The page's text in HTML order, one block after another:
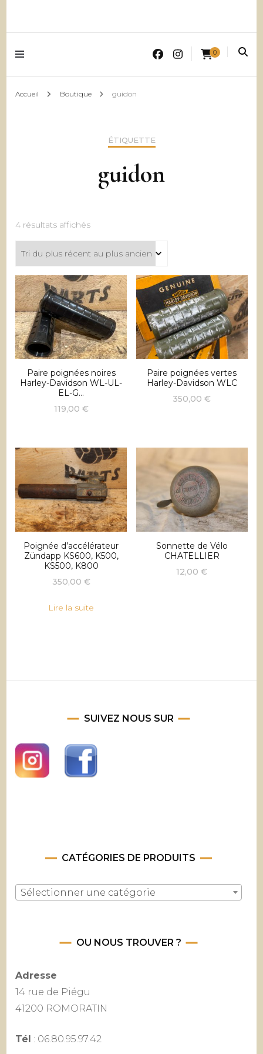
0
Accueil Boutique guidon
ÉTIQUETTE
guidon
4 résultats affichésTrié
plus
récent
au
plus
ancien
Paire poignées noires
Harley-Davidson WL-UL-
EL-G…
119,00 €
Paire poignées vertes
Harley-Davidson WLC
350,00€
Poignée d’accélérateur
Zündapp KS600, K500,
KS500, K800
350,00 €
Lire la suite
Sonnette de Vélo
CHATELLIER
12,00€
SUIVEZ NOUS SUR
CATÉGORIES DE PRODUITS
Sélectionner une catégorie
OU NOUS TROUVER ?
Adresse
14 rue de Piégu
41200 ROMORATIN
Tél : 06.80.95.97.42